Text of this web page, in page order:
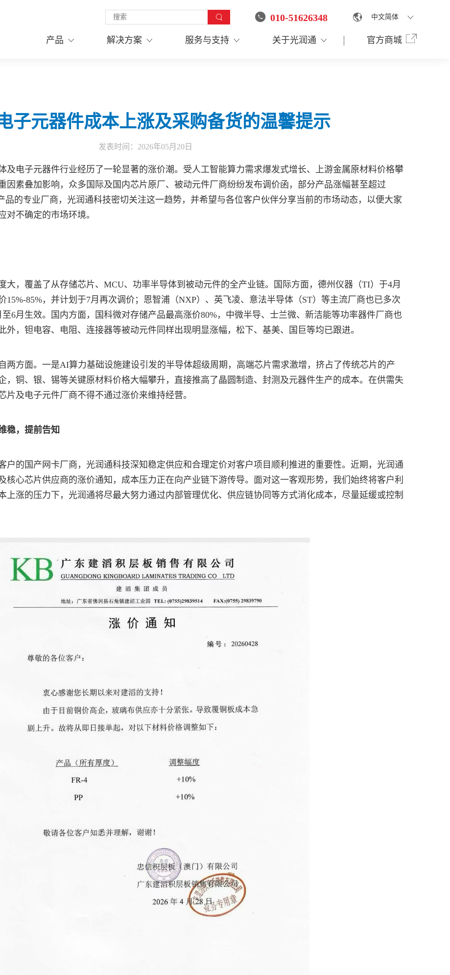
中文简体
010-51626348
产品 解决方案 服务与支持 关于光润通 官方商城
子元器件成本上涨及采购备货的温馨提示
发表时间： 2026年05月20日
及电子元器件行业经历了一轮显著的涨价潮。受人工智能算力需求爆发式增长、上游金属原材料价格攀
因素叠加影响，众多国际及国内芯片原厂、被动元件厂商纷纷发布调价函，部分产品涨幅甚至超过
品的专业厂商，光润通科技密切关注这一趋势，并希望与各位客户伙伴分享当前的市场动态，以便大家
对不确定的市场环境。
大，覆盖了从存储芯片、MCU、功率半导体到被动元件的全产业链。国际方面，德州仪器（TI）于4月
15%-85%，并计划于7月再次调价；恩智浦（NXP）、英飞凌、意法半导体（ST）等主流厂商也已多次
6月生效。国内方面，国科微对存储产品最高涨价80%，中微半导、士兰微、新洁能等功率器件厂商也
外，钽电容、电阻、连接器等被动元件同样出现明显涨幅，松下、基美、国巨等均已跟进。
两方面。一是AI算力基础设施建设引发的半导体超级周期，高端芯片需求激增，挤占了传统芯片的产
，铜、银、锡等关键原材料价格大幅攀升，直接推高了晶圆制造、封测及元器件生产的成本。在供需失
片及电子元件厂商不得不通过涨价来维持经营。
稳，提前告知
户的国产网卡厂商，光润通科技深知稳定供应和合理定价对客户项目顺利推进的重要性。近期，光润通
核心芯片供应商的涨价通知，成本压力正在向产业链下游传导。面对这一客观形势，我们始终将客户利
上涨的压力下，光润通将尽最大努力通过内部管理优化、供应链协同等方式消化成本，尽量延缓或控制